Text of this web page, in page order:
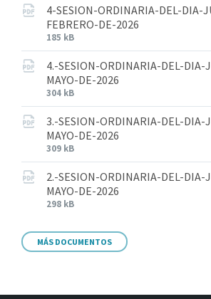
4-SESION-ORDINARIA-DEL-DIA-
FEBRERO-DE-2026
185 kB
4.-SESION-ORDINARIA-DEL-DIA-
MAYO-DE-2026
304 kB
3.-SESION-ORDINARIA-DEL-DIA-
MAYO-DE-2026
309 kB
2.-SESION-ORDINARIA-DEL-DIA-
MAYO-DE-2026
298 kB
MÁS DOCUMENTOS